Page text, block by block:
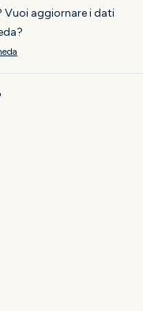
Vuoi aggiornare i dati